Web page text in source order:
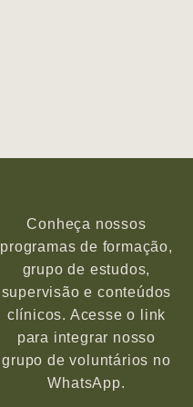
Conheça nossos
programas de formação,
grupo de estudos,
supervisão e conteúdos
clínicos. Acesse o link
para integrar nosso
grupo de voluntários no
WhatsApp.